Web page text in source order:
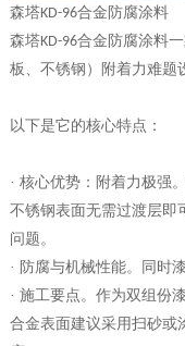
森塔KD-96合金防腐涂料
森塔KD-96合金防腐涂料
板、不锈钢）附着力难题
以下是它的核心特点：
· 核心优势：附着力极强
不锈钢表面无需过渡层即
问题。
· 防腐与机械性能。同时
· 施工要点。作为双组份
合金表面建议采用扫砂或